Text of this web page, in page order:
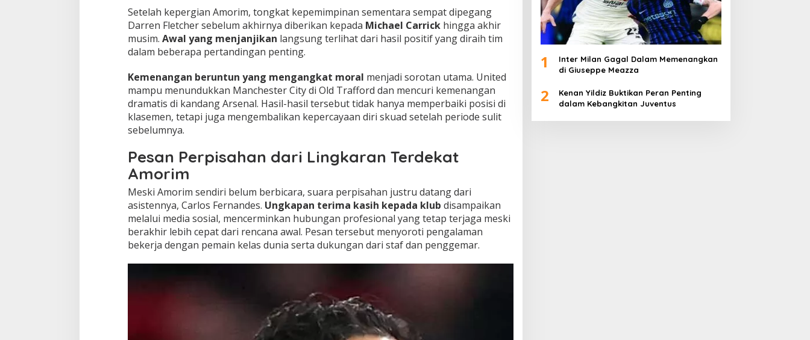
Setelah kepergian Amorim, tongkat kepemimpinan sementara sempat dipegang
Darren Fletcher sebelum akhirnya diberikan kepada Michael Carrickhingga akhir
musim. Awal yang menjanjikan langsung terlihat dari hasil positif yang diraih tim
dalam beberapa pertandingan penting.
Kemenangan beruntun yang mengangkat moral menjadi sorotan utama. United
mampu menundukkan Manchester City di Old Trafford dan mencuri kemenangan
dramatis di kandang Arsenal. Hasil-hasil tersebut tidak hanya memperbaiki posisi di
klasemen, tetapi juga mengembalikan kepercayaan diri skuad setelah periode sulit
sebelumnya.
Pesan Perpisahan dari Lingkaran Terdekat
Amorim
Meski Amorim sendiri belum berbicara, suara perpisahan justru datang dari
asistennya, Carlos Fernandes. Ungkapan terima kasih kepada klub disampaikan
melalui media sosial, mencerminkan hubungan profesional yang tetap terjaga meski
berakhir lebih cepat dari rencana awal. Pesan tersebut menyoroti pengalaman
bekerja dengan pemain kelas dunia serta dukungan dari staf dan penggemar.
1
Inter Milan Gagal Dalam Memenangkan
di Giuseppe Meazza
2
Kenan Yildiz Buktikan Peran Penting
dalam Kebangkitan Juventus